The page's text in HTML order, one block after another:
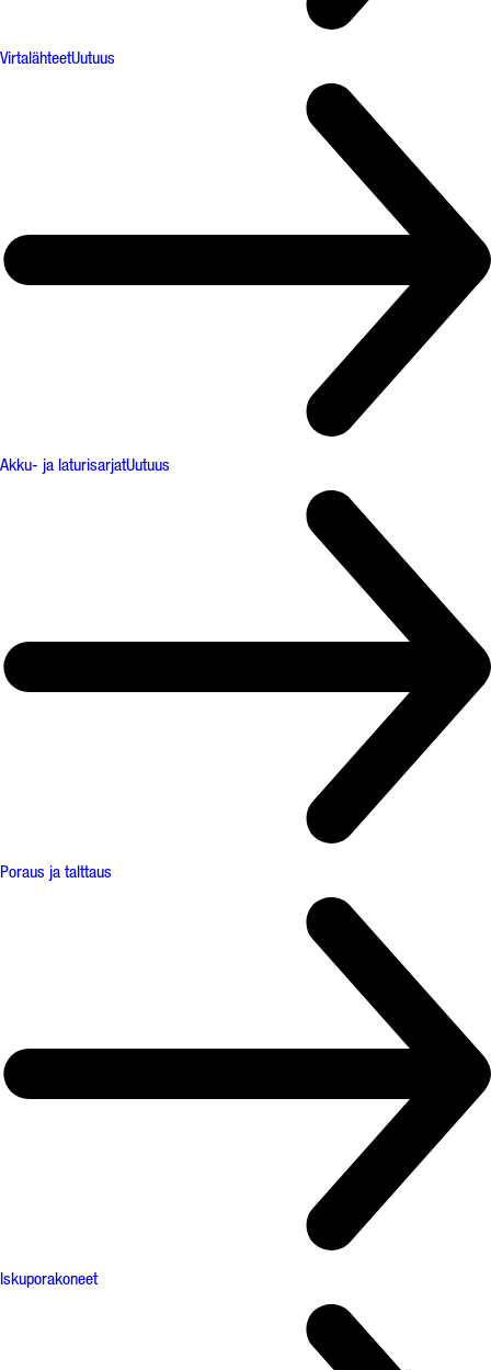
VirtalähteetUutuus
Akku- ja laturisarjatUutuus
Poraus ja talttaus
Iskuporakoneet